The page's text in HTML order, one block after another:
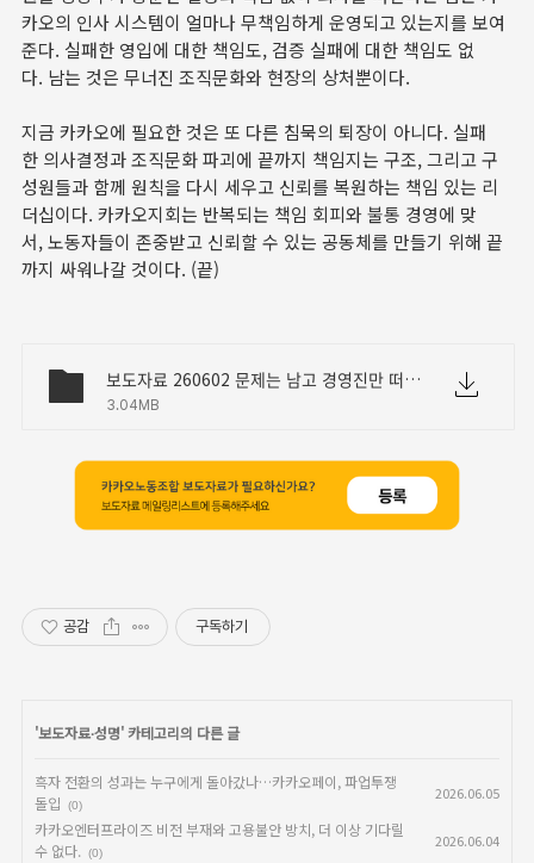
카오의 인사 시스템이 얼마나 무책임하게 운영되고 있는지를 보여
준다. 실패한 영입에 대한 책임도, 검증 실패에 대한 책임도 없
다. 남는 것은 무너진 조직문화와 현장의 상처뿐이다.
지금 카카오에 필요한 것은 또 다른 침묵의 퇴장이 아니다. 실패
한 의사결정과 조직문화 파괴에 끝까지 책임지는 구조, 그리고 구
성원들과 함께 원칙을 다시 세우고 신뢰를 복원하는 책임 있는 리
더십이다. 카카오지회는 반복되는 책임 회피와 불통 경영에 맞
서, 노동자들이 존중받고 신뢰할 수 있는 공동체를 만들기 위해 끝
까지 싸워나갈 것이다. (끝)
보도자료 260602 문제는 남고 경영진만 떠난다 카카오 공동체 책임경영 붕괴.docx
3.04MB
공감 구독하기
'보도자료∙성명' 카테고리의 다른 글
흑자 전환의 성과는 누구에게 돌아갔나…카카오페이, 파업투쟁
돌입
(0)
2026.06.05
카카오엔터프라이즈 비전 부재와 고용불안 방치, 더 이상 기다릴
수 없다.
(0)
2026.06.04